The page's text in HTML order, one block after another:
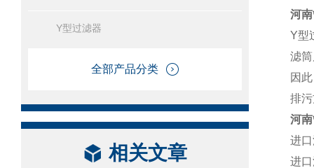
Y型过滤器
全部产品分类
相关文章
河
Y型
滤
因
排
河
进
进